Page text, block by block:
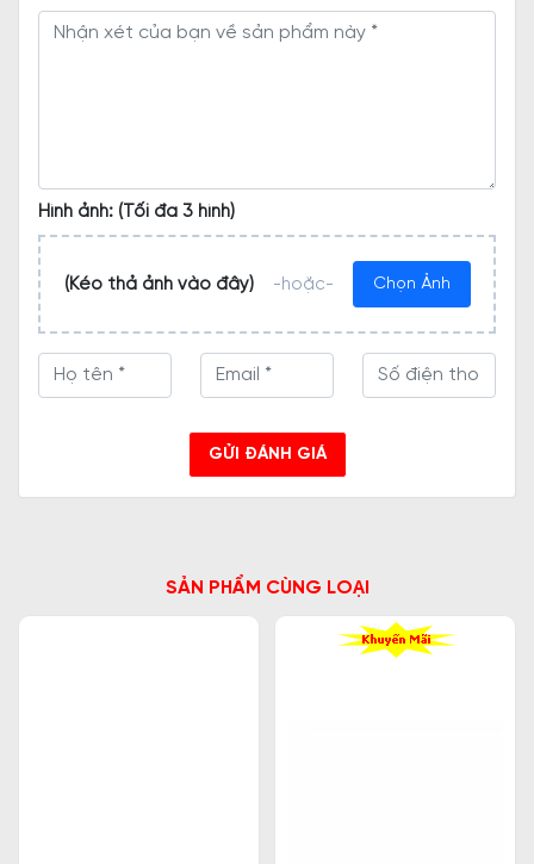
Hình ảnh: (Tối đa 3 hình)
(Kéo thả ảnh vào đây) -hoặc- Chọn Ảnh
GỬI ĐÁNH GIÁ
SẢN PHẨM CÙNG LOẠI